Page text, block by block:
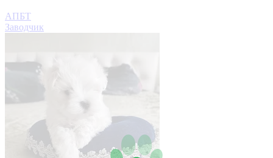
АПБТ
Заводчик